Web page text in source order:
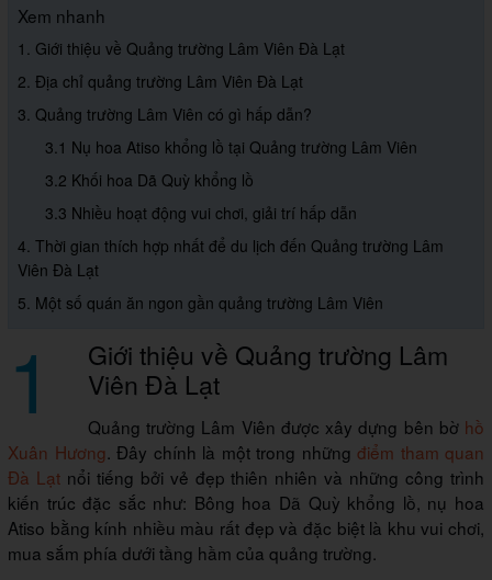
Xem nhanh
1. Giới thiệu về Quảng trường Lâm Viên Đà Lạt
2. Địa chỉ quảng trường Lâm Viên Đà Lạt
3. Quảng trường Lâm Viên có gì hấp dẫn?
3.1 Nụ hoa Atiso khổng lồ tại Quảng trường Lâm Viên
3.2 Khối hoa Dã Quỳ khổng lồ
3.3 Nhiều hoạt động vui chơi, giải trí hấp dẫn
4. Thời gian thích hợp nhất để du lịch đến Quảng trường Lâm
Viên Đà Lạt
5. Một số quán ăn ngon gần quảng trường Lâm Viên
1 Giới thiệu về Quảng trường Lâm
Viên Đà Lạt
Quảng trường Lâm Viên được xây dựng bên bờ hồ
Xuân Hương. Đây chính là một trong những điểm tham quan
Đà Lạtnổi tiếng bởi vẻ đẹp thiên nhiên và những công trình
kiến trúc đặc sắc như: Bông hoa Dã Quỳ khổng lồ, nụ hoa
Atiso bằng kính nhiều màu rất đẹp và đặc biệt là khu vui chơi,
mua sắm phía dưới tầng hầm của quảng trường.